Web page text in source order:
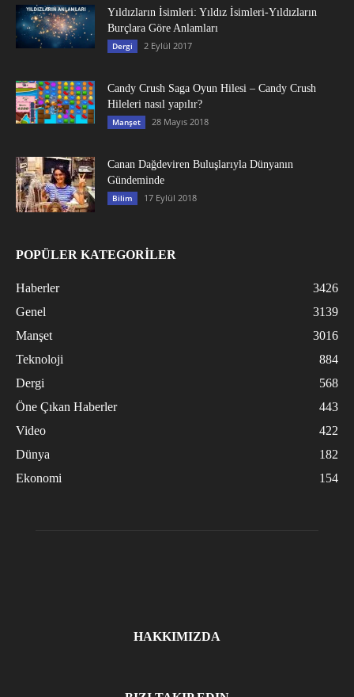
Yıldızların İsimleri: Yıldız İsimleri-Yıldızların
Burçlara Göre Anlamları
Dergi 2 Eylül 2017
Candy Crush Saga Oyun Hilesi – Candy Crush
Hileleri nasıl yapılır?
Manşet 28 Mayıs 2018
Canan Dağdeviren Buluşlarıyla Dünyanın
Gündeminde
Bilim 17 Eylül 2018
POPÜLER KATEGORİLER
Haberler
3426
Genel
3139
Manşet
3016
Teknoloji
884
Dergi
568
Öne Çıkan Haberler
443
Video
422
Dünya
182
Ekonomi
154
HAKKIMIZDA